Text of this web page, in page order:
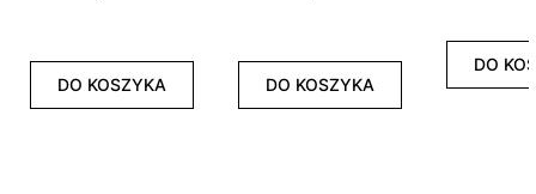
DO KOSZYKA DO KOSZYKA
DO